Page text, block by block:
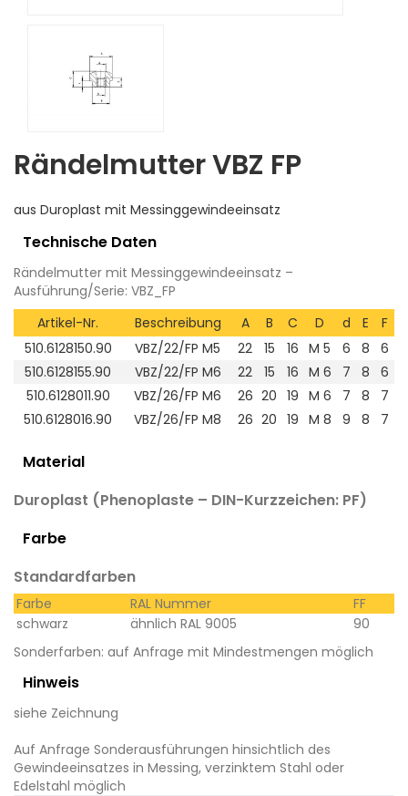
Rändelmutter VBZ FP
aus Duroplast mit Messinggewindeeinsatz
Technische Daten
Rändelmutter mit Messinggewindeeinsatz –
Ausführung/Serie: VBZ_FP
Artikel-Nr.
Beschreibung A B C D d E
F
510.6128150.90
VBZ/22/FP M5 22 15 16 M 5 6 8
6
510.6128155.90
VBZ/22/FP M6 22 15 16 M 6 7 8
6
510.6128011.90
VBZ/26/FP M6 26 20 19 M 6 7 8
7
510.6128016.90
VBZ/26/FP M8 26 20 19 M 8 9 8 7
Material
Duroplast (Phenoplaste – DIN-Kurzzeichen: PF)
Farbe
Standardfarben
Farbe RAL Nummer
FF
schwarz
ähnlich RAL 9005
90
Sonderfarben: auf Anfrage mit Mindestmengen möglich
Hinweis
siehe Zeichnung
Auf Anfrage Sonderausführungen hinsichtlich des
Gewindeeinsatzes in Messing, verzinktem Stahl oder
Edelstahl möglich